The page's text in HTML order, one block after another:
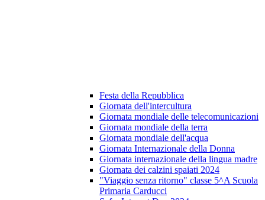
Festa della Repubblica
Giornata dell'intercultura
Giornata mondiale delle telecomunicazioni
Giornata mondiale della terra
Giornata mondiale dell'acqua
Giornata Internazionale della Donna
Giornata internazionale della lingua madre
Giornata dei calzini spaiati 2024
"Viaggio senza ritorno" classe 5^A Scuola
Primaria Carducci